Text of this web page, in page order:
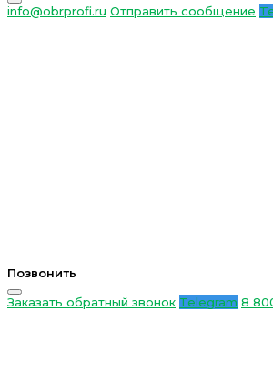
info@obrprofi.ru Отправить сообщение
Позвонить
Заказать обратный звонок Telegram 8